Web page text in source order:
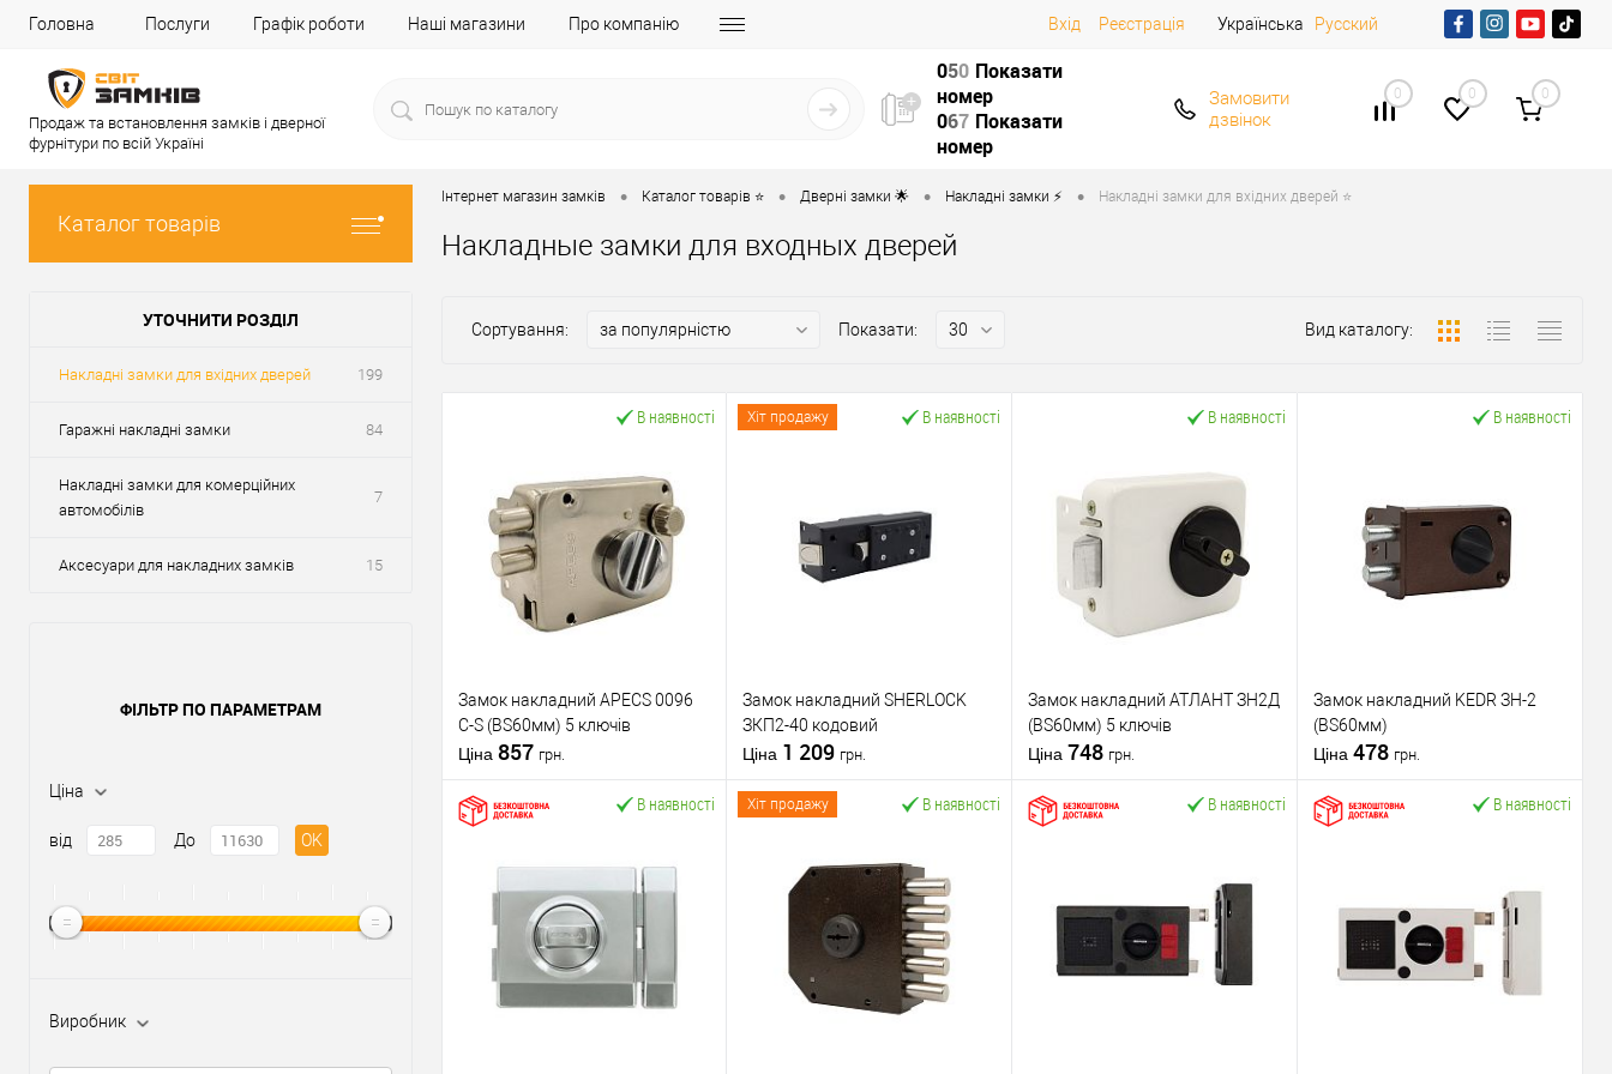
Головна Послуги Графік роботи Наші магазини Про компанію Вхід Реєстрація Українська Русский
Продаж та встановлення замків і дверної
фурнітури по всій Україні
050 Показати
номер
067 Показати
номер
Замовити
дзвінок
0 0 0
Каталог товарів
УТОЧНИТИ РОЗДІЛ
Накладні замки для вхідних дверей 199
Гаражні накладні замки 84
Накладні замки для комерційних
автомобілів
7
Аксесуари для накладних замків 15
ФІЛЬТР ПО ПАРАМЕТРАМ
Ціна
від До OK
Виробник
Інтернет магазин замків • Каталог товарів ⭐ • Дверні замки 🌟 • Накладні замки ⚡️ • Накладні замки для вхідних дверей ⭐
Накладные замки для входных дверей
Сортування: Показати: Вид каталогу:
В наявності
Замок накладний APECS 0096
C-S (BS60мм) 5 ключів
Ціна 857 грн.
Купити в 1 клік
порівняння
У обране
Хіт продажу В наявності
Замок накладний SHERLOCK
ЗКП2-40 кодовий
Ціна 1 209 грн.
Купити в 1 клік
До
порівняння
У обране
В наявності
Замок накладний АТЛАНТ ЗН2Д
(BS60мм) 5 ключів
Ціна 748 грн.
Купити в 1 клік
До
порівняння
У обране
В наявності
Замок накладний KEDR ЗН-2
(BS60мм)
Ціна 478 грн.
Купити в 1 клік
До
порівняння
У обране
В наявності Хіт продажу В наявності В наявності В наявності